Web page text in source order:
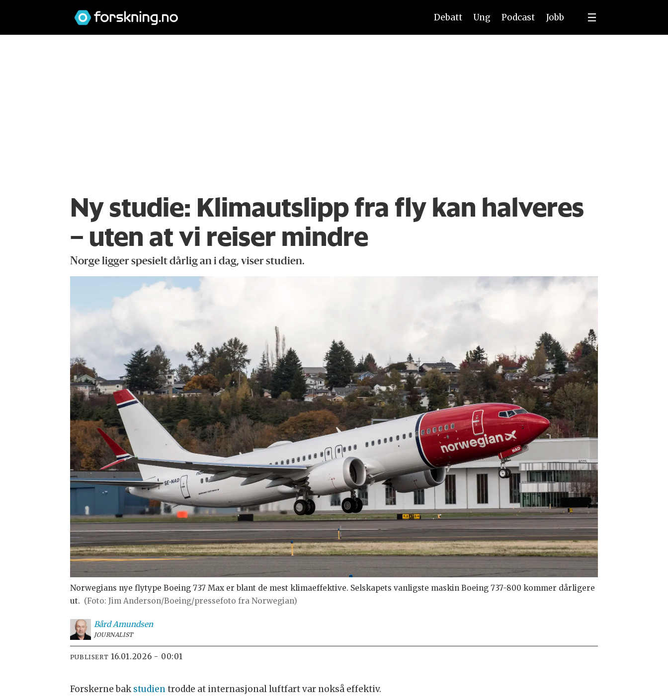
Debatt Ung Podcast Jobb
Ny studie: Klimautslipp fra fly kan halveres
– uten at vi reiser mindre
Norge ligger spesielt dårlig an i dag, viser studien.
Norwegians nye flytype Boeing 737 Max er blant de mest klimaeffektive. Selskapets vanligste maskin Boeing 737-800 kommer dårligere
ut. (Foto: Jim Anderson/Boeing/pressefoto fra Norwegian)
Bård Amundsen
JOURNALIST
PUBLISERT 16.01.2026 - 00:01
Forskerne bakstudientrodde at internasjonal luftfart var nokså effektiv.